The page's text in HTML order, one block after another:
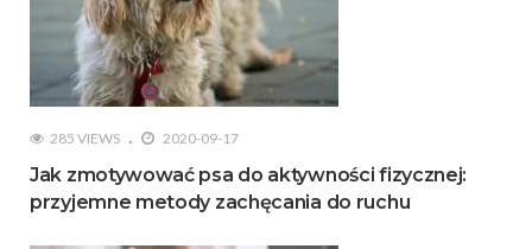
285 VIEWS 2020-09-17
Jak zmotywować psa do aktywności fizycznej:
przyjemne metody zachęcania do ruchu